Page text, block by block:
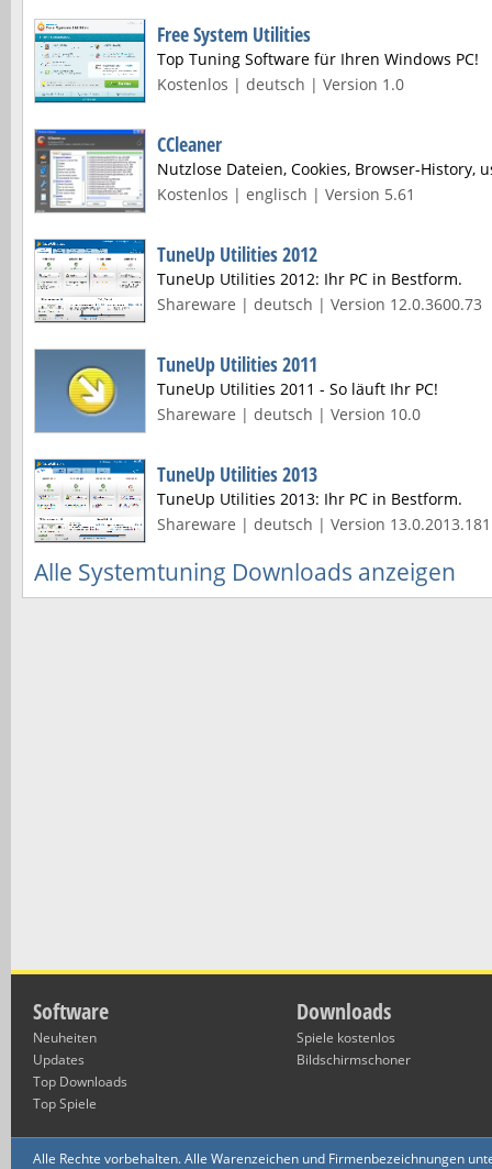
Free System Utilities
Top Tuning Software für Ihren Windows PC!
Kostenlos | deutsch | Version 1.0
CCleaner
Nutzlose Dateien, Cookies, Browser-History,
Kostenlos | englisch | Version 5.61
TuneUp Utilities 2012
TuneUp Utilities 2012: Ihr PC in Bestform.
Shareware | deutsch | Version 12.0.3600.73
TuneUp Utilities 2011
TuneUp Utilities 2011 - So läuft Ihr PC!
Shareware | deutsch | Version 10.0
TuneUp Utilities 2013
TuneUp Utilities 2013: Ihr PC in Bestform.
Shareware | deutsch | Version 13.0.2013.181
Alle Systemtuning Downloads anzeigen
Software
Neuheiten
Updates
Top Downloads
Top Spiele
Downloads
Spiele kostenlos
Bildschirmschoner
Alle Rechte vorbehalten. Alle Warenzeichen und Firmenbezeichnungen